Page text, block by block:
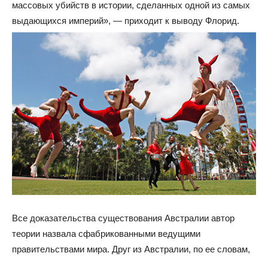
массовых убийств в истории, сделанных одной из самых
выдающихся империй», — приходит к выводу Флорид.
Все доказательства существования Австралии автор
теории назвала сфабрикованными ведущими
правительствами мира. Друг из Австралии, по ее словам,